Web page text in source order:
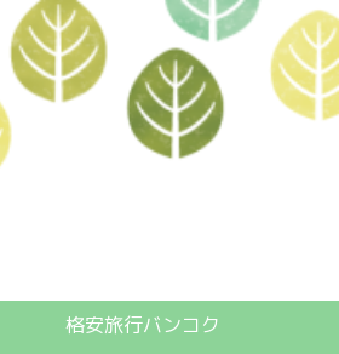
格安旅行バンコク